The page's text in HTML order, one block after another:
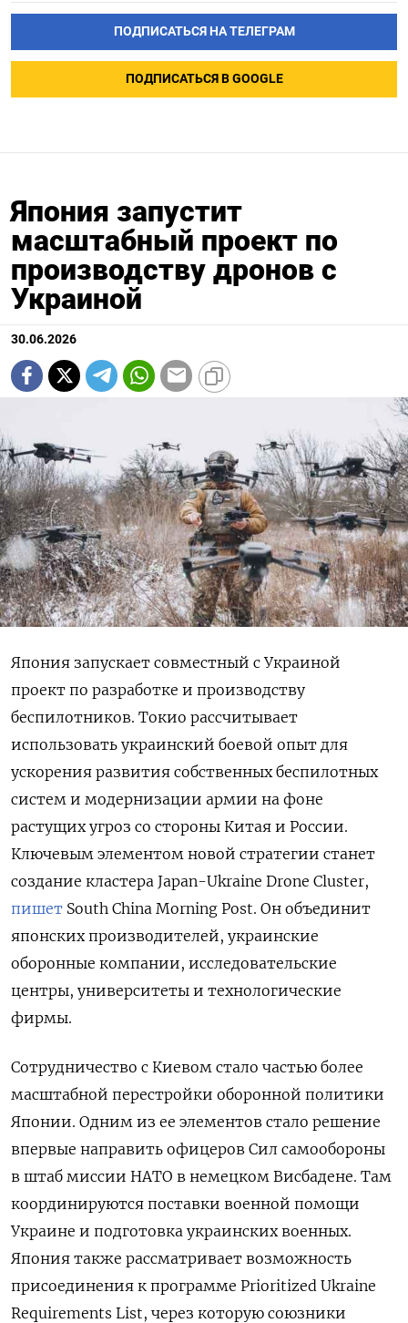
ПОДПИСАТЬСЯ НА ТЕЛЕГРАМ
ПОДПИСАТЬСЯ В GOOGLE
Япония запустит
масштабный проект по
производству дронов с
Украиной
30.06.2026
Япония запускает совместный с Украиной
проект по разработке и производству
беспилотников. Токио рассчитывает
использовать украинский боевой опыт для
ускорения развития собственных беспилотных
систем и модернизации армии на фоне
растущих угроз со стороны Китая и России.
Ключевым элементом новой стратегии станет
создание кластера Japan-Ukraine Drone Cluster,
пишет South China Morning Post. Он объединит
японских производителей, украинские
оборонные компании, исследовательские
центры, университеты и технологические
фирмы.
Сотрудничество с Киевом стало частью более
масштабной перестройки оборонной политики
Японии. Одним из ее элементов стало решение
впервые направить офицеров Сил самообороны
в штаб миссии НАТО в немецком Висбадене. Там
координируются поставки военной помощи
Украине и подготовка украинских военных.
Япония также рассматривает возможность
присоединения к программе Prioritized Ukraine
Requirements List, через которую союзники